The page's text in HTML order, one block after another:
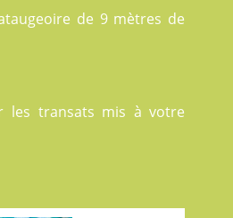
de 9 mètres de
les transats mis à votre